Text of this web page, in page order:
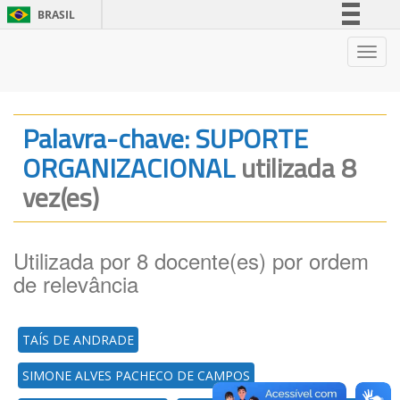
BRASIL
Legislação
Canais
Palavra-chave: SUPORTE
ORGANIZACIONALutilizada 8
vez(es)
Utilizada por 8 docente(es) por ordem
de relevância
TAÍS DE ANDRADE
SIMONE ALVES PACHECO DE CAMPOS